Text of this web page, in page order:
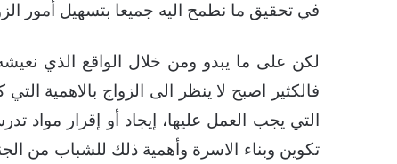
في تحقيق ما نطمح اليه جميعا بتسهيل أمور
لكن على ما يبدو ومن خلال الواقع الذي
فالكثير اصبح لا ينظر الى الزواج بالاهمية
التي يجب العمل عليها، إيجاد أو إقرار مواد
تكوين وبناء الاسرة وأهمية ذلك للشباب من